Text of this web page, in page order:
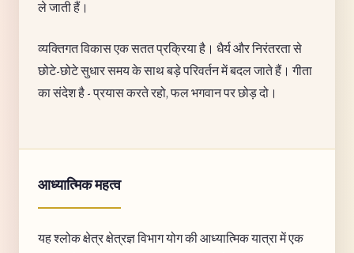
ले जाती हैं।
व्यक्तिगत विकास एक सतत प्रक्रिया है। धैर्य और निरंतरता से
छोटे-छोटे सुधार समय के साथ बड़े परिवर्तन में बदल जाते हैं। गीता
का संदेश है - प्रयास करते रहो, फल भगवान पर छोड़ दो।
आध्यात्मिक महत्व
यह श्लोक क्षेत्र क्षेत्रज्ञ विभाग योग की आध्यात्मिक यात्रा में एक